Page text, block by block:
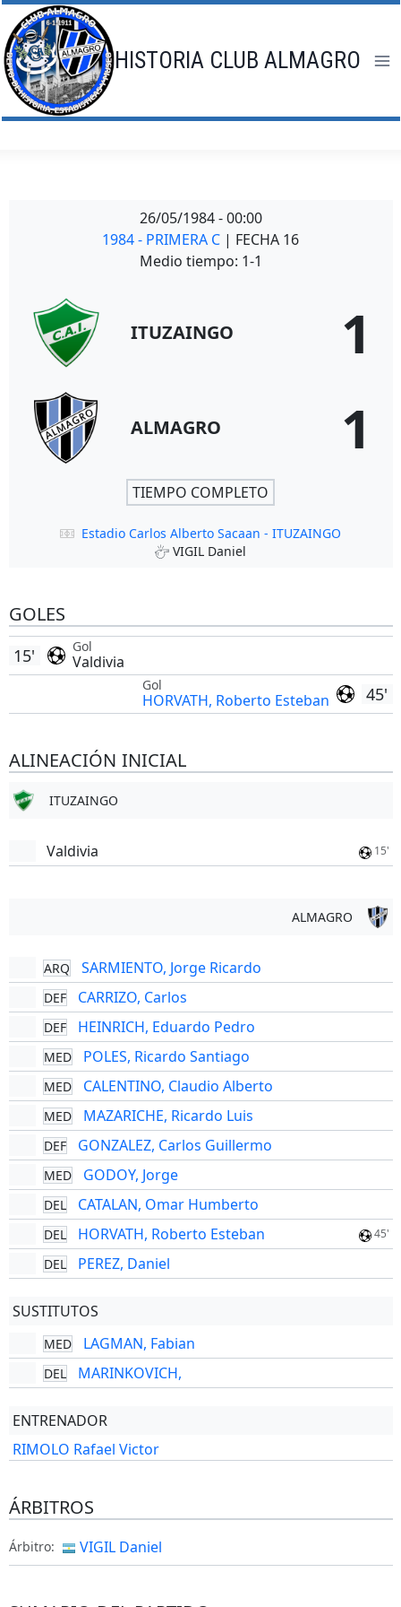
Saltar
al
contenido
HISTORIA CLUB ALMAGRO
26/05/1984 - 00:00
1984 - PRIMERA C | FECHA 16
Medio tiempo: 1-1
ITUZAINGO 1
ALMAGRO 1
TIEMPO COMPLETO
Estadio Carlos Alberto Sacaan - ITUZAINGO
VIGIL Daniel
GOLES
Gol
Valdivia
15'
45'
Gol
HORVATH, Roberto Esteban
ALINEACIÓN INICIAL
ITUZAINGO
Valdivia 15'
ALMAGRO
ARQ SARMIENTO, Jorge Ricardo
DEF CARRIZO, Carlos
DEF HEINRICH, Eduardo Pedro
MED POLES, Ricardo Santiago
MED CALENTINO, Claudio Alberto
MED MAZARICHE, Ricardo Luis
DEF GONZALEZ, Carlos Guillermo
MED GODOY, Jorge
DEL CATALAN, Omar Humberto
DEL HORVATH, Roberto Esteban 45'
DEL PEREZ, Daniel
SUSTITUTOS
MED LAGMAN, Fabian
DEL MARINKOVICH,
ENTRENADOR
RIMOLO Rafael Victor
ÁRBITROS
Árbitro: VIGIL Daniel